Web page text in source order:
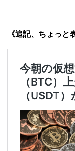
《追記、ちょっと